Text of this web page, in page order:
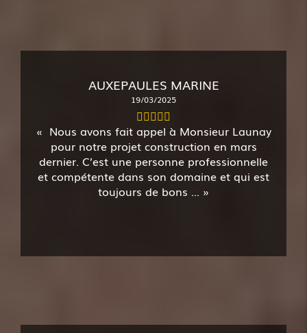
AUXEPAULES MARINE
19/03/2025
Nous avons fait appel à Monsieur Launay
pour notre projet construction en mars
dernier. C’est une personne professionnelle
et compétente dans son domaine et qui est
toujours de bons ...